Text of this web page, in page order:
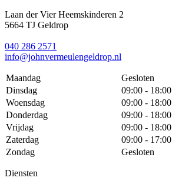
Laan der Vier Heemskinderen 2
5664 TJ Geldrop
040 286 2571
info@johnvermeulengeldrop.nl
Maandag
Gesloten
Dinsdag
09:00 - 18:00
Woensdag
09:00 - 18:00
Donderdag
09:00 - 18:00
Vrijdag
09:00 - 18:00
Zaterdag
09:00 - 17:00
Zondag
Gesloten
Diensten